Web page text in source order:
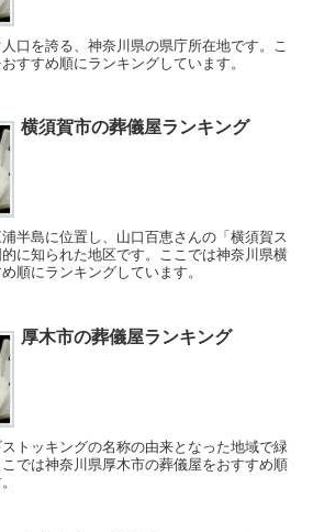
口を誇る、神奈川県の県庁所在地です。こ
すすめ順にランキングしています。
横須賀市の葬儀屋ランキング
半島に位置し、山口百恵さんの「横須賀ス
に知られた地区です。ここでは神奈川県横
順にランキングしています。
厚木市の葬儀屋ランキング
トッキングの名称の由来となった地域で緑
では神奈川県厚木市の葬儀屋をおすすめ順